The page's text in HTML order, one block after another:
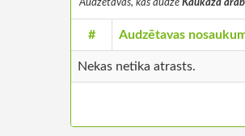
Audzētavas, kas audzē Kaukāza
# Audzētavas
Nekas netika atrasts.